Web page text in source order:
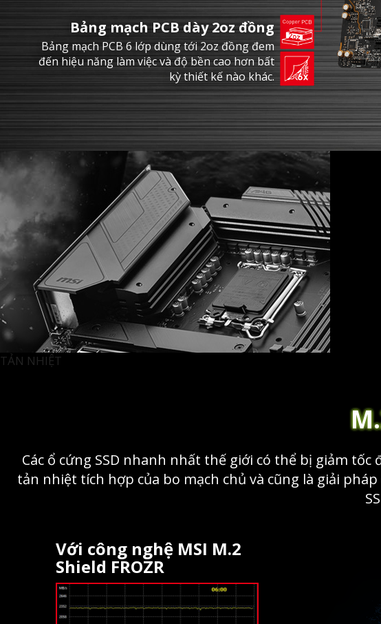
Bảng mạch PCB dày 2oz đồng
Bảng mạch PCB 6 lớp dùng tới 2oz đồng đem
đến hiệu năng làm việc và độ bền cao hơn bất
kỳ thiết kế nào khác.
TẢN NHIỆT
Các ổ cứng SSD nhanh nhất thế giới có thể bị giảm tốc
tản nhiệt tích hợp của bo mạch chủ và cũng là giải
Với công nghệ MSI M.2
Shield FROZR